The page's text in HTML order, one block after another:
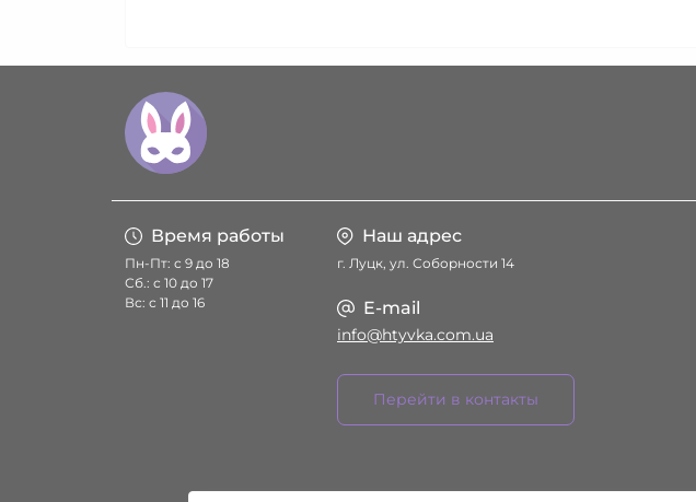
Время работы
Пн-Пт: с 9 до 18
Сб.: с 10 до 17
Вс: с 11 до 16
Наш адрес
г. Луцк, ул. Соборности 14
E-mail
info@htyvka.com.ua
Перейти в контакты